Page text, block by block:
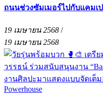
ถนนช่วงซัมเมอร์ไปกับแคมเ
19 เมษายน 2568 /
19 เมษายน 2568